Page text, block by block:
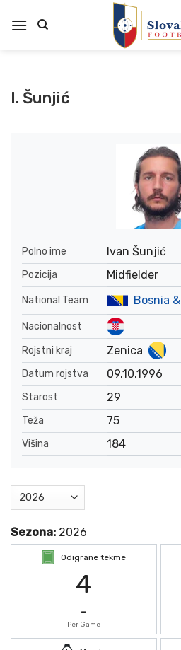
na
I. Šunjić
Polno ime Ivan Šunjić
Pozicija Midfielder
National Team Bosnia
Nacionalnost
Rojstni kraj
Zenica
Datum rojstva 09.10.1996
Starost 29
Teža 75
Višina 184
Sezona: 2026
Odigrane tekme
4
-
Per Game